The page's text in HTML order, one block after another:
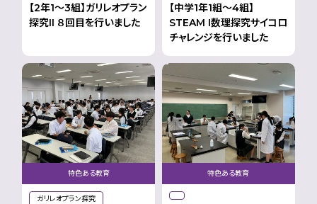
【2年1〜3組】ガリレオプラン
探究II ８回目を行いました
【中学1年1組〜4組】
STEAM I数理探究サイコロ
チャレンジを行いました
特色ある教育
ガリレオプラン探究
特色ある教育